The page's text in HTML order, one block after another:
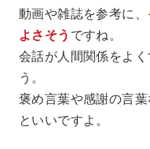
動画や雑誌を参考に、
よさそう ですね。
会話が人間関係をよ
う。
褒め言葉や感謝の言
といいですよ。